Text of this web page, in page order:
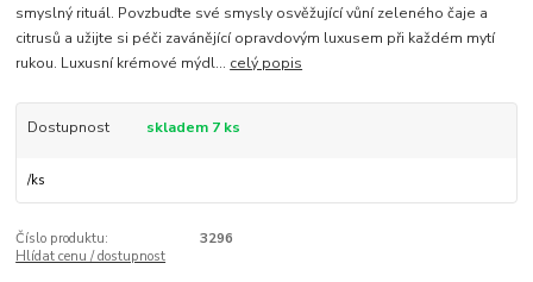
smyslný rituál. Povzbuďte své smysly osvěžující vůní zeleného čaje a
citrusů a užijte si péči zavánějící opravdovým luxusem při každém mytí
rukou. Luxusní krémové mýdl... celý popis
Dostupnost skladem 7 ks
/ks
Číslo produktu:
3296
Hlídat cenu / dostupnost